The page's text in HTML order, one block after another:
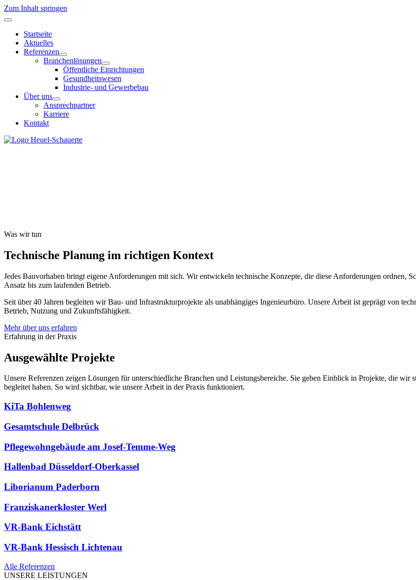
Zum Inhalt springen
Startseite
Aktuelles
Referenzen
Branchenlösungen
Öffentliche Einrichtungen
Gesundheitswesen
Industrie- und Gewerbebau
Über uns
Ansprechpartner
Karriere
Kontakt
Was wir tun
Technische Planung im richtigen Kontext
Jedes Bauvorhaben bringt eigene Anforderungen mit sich. Wir entwickeln technische Konzepte, die diese Anforderungen ordnen,
Ansatz bis zum laufenden Betrieb.
Seit über 40 Jahren begleiten wir Bau- und Infrastrukturprojekte als unabhängiges Ingenieurbüro. Unsere Arbeit ist geprägt von
Betrieb, Nutzung und Zukunftsfähigkeit.
Mehr über uns erfahren
Erfahrung in der Praxis
Ausgewählte Projekte
Unsere Referenzen zeigen Lösungen für unterschiedliche Branchen und Leistungsbereiche. Sie geben Einblick in Projekte, die wir
begleitet haben. So wird sichtbar, wie unsere Arbeit in der Praxis funktioniert.
KiTa Bohlenweg
Gesamtschule Delbrück
Pflegewohngebäude am Josef-Temme-Weg
Hallenbad Düsseldorf-Oberkassel
Liborianum Paderborn
Franziskanerkloster Werl
VR-Bank Eichstätt
VR-Bank Hessisch Lichtenau
Alle Referenzen
UNSERE LEISTUNGEN